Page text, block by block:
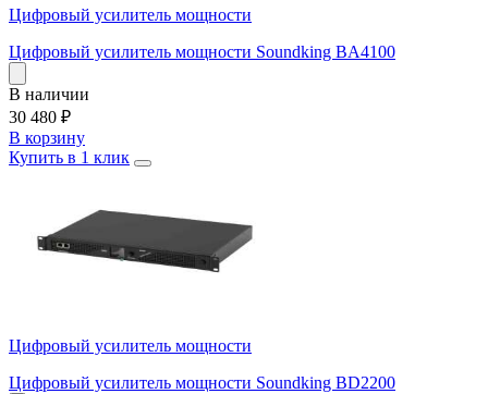
Цифровый усилитель мощности
Цифровый усилитель мощности Soundking BA4100
В наличии
30 480 ₽
В корзину
Купить в 1 клик
Цифровый усилитель мощности
Цифровый усилитель мощности Soundking BD2200